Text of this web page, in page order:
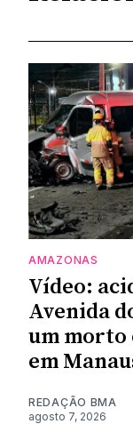
AMAZONAS
Vídeo:
Avenida
um morto
em
REDAÇÃO BMA
agosto 7, 2026